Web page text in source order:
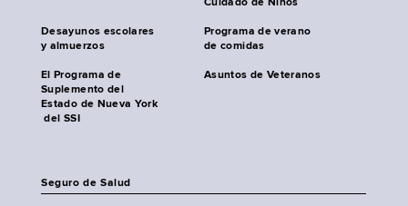
Cuidado de Niños
Desayunos escolares
y almuerzos
Programa de verano
de comidas
El Programa de
Suplemento del
Estado de Nueva York
del SSI
Asuntos de Veteranos
Seguro de Salud